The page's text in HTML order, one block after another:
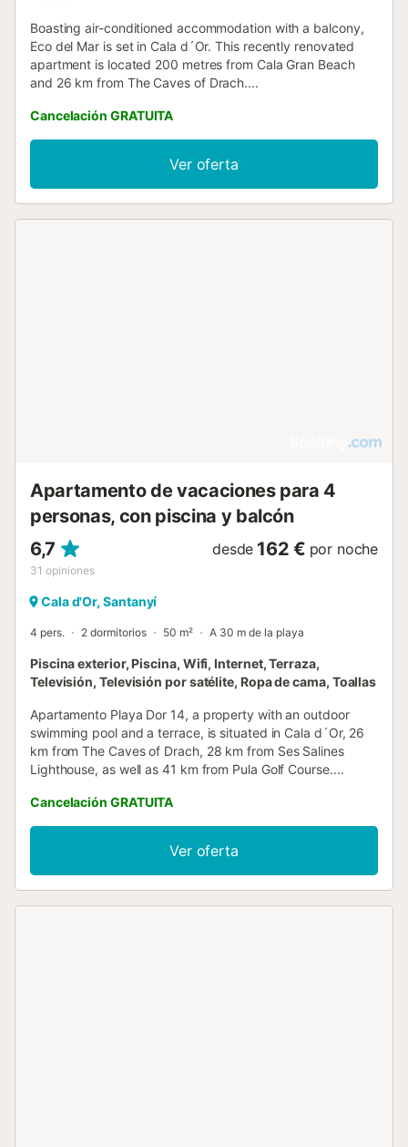
Boasting air-conditioned accommodation with a balcony,
Eco del Mar is set in Cala d´Or. This recently renovated
apartment is located 200 metres from Cala Gran Beach
and 26 km from The Caves of Drach....
Cancelación GRATUITA
Ver oferta
Apartamento de vacaciones para 4
personas, con piscina y balcón
6,7
31 opiniones
desde 162 € por noche
Cala d'Or, Santanyí
4 pers. 2 dormitorios 50 m² A 30 m de la playa
Piscina exterior, Piscina, Wifi, Internet, Terraza,
Televisión, Televisión por satélite, Ropa de cama, Toallas
Apartamento Playa Dor 14, a property with an outdoor
swimming pool and a terrace, is situated in Cala d´Or, 26
km from The Caves of Drach, 28 km from Ses Salines
Lighthouse, as well as 41 km from Pula Golf Course....
Cancelación GRATUITA
Ver oferta